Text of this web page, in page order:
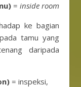
= inside room
ke bagian
tamu yang
daripada
= inspeksi,